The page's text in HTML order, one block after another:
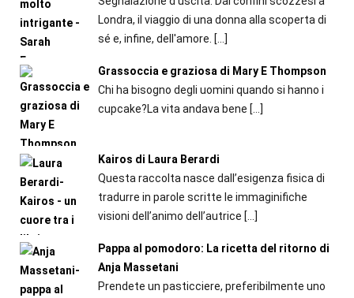
Londra, il viaggio di una donna alla scoperta di
sé e, infine, dell'amore. […]
Grassoccia e graziosa di Mary E Thompson
Chi ha bisogno degli uomini quando si hanno i
cupcake?La vita andava bene […]
Kairos di Laura Berardi
Questa raccolta nasce dall’esigenza fisica di
tradurre in parole scritte le immaginifiche
visioni dell’animo dell’autrice […]
Pappa al pomodoro: La ricetta del ritorno di
Anja Massetani
Prendete un pasticciere, preferibilmente uno